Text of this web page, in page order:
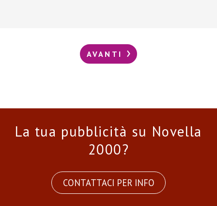
AVANTI
La tua pubblicità su Novella
2000?
CONTATTACI PER INFO